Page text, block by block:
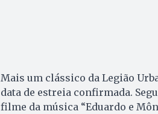
Mais um clássico da Legião
data de estreia confirmada.
filme da música “Eduardo e